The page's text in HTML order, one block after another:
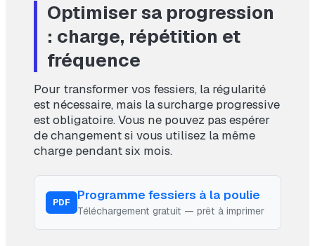
Optimiser sa progression
: charge, répétition et
fréquence
Pour transformer vos fessiers, la régularité
est nécessaire, mais la surcharge progressive
est obligatoire. Vous ne pouvez pas espérer
de changement si vous utilisez la même
charge pendant six mois.
PDF Programme fessiers à la poulie
Téléchargement gratuit — prêt à imprimer